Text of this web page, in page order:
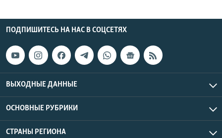
ПОДПИШИТЕСЬ НА НАС В СОЦСЕТЯХ
ВЫХОДНЫЕ ДАННЫЕ
ОСНОВНЫЕ РУБРИКИ
СТРАНЫ РЕГИОНА